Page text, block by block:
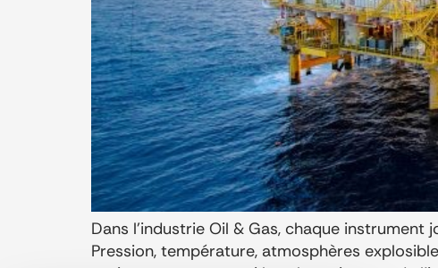
Dans l’industrie Oil & Gas, chaque
Pression, température, atmosphères